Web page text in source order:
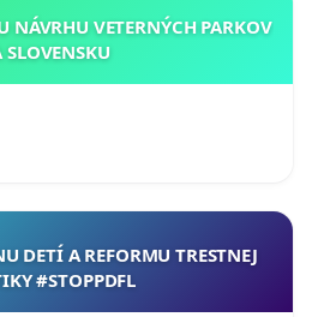
NÁVRHU VETERNÝCH PARKOV
SLOVENSKU
DETÍ A REFORMU TRESTNEJ
#STOPPDFL